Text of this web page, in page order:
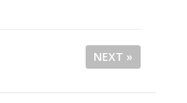
NEXT »